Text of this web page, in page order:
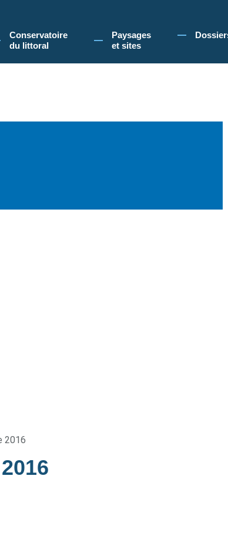
du littoral, vous acceptez l'utilisation de cookies pour vous
Conservatoire
du littoral
Paysages
et sites
2016